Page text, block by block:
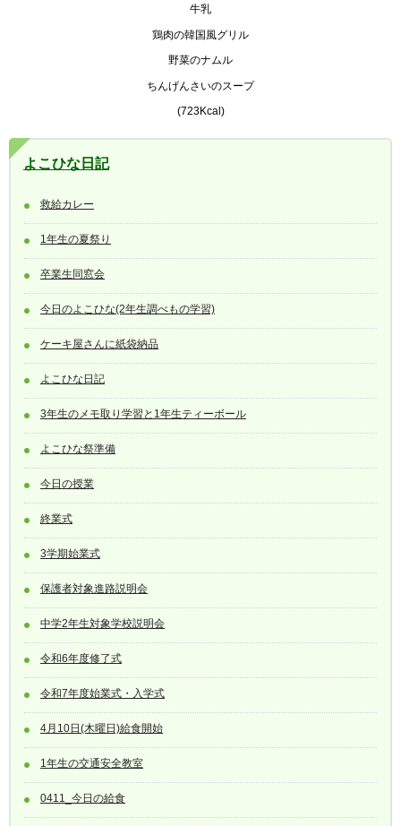
牛乳
鶏肉の韓国風グリル
野菜のナムル
ちんげんさいのスープ
(723Kcal)
よこひな日記
救給カレー
1年生の夏祭り
卒業生同窓会
今日のよこひな(2年生調べもの学習)
ケーキ屋さんに紙袋納品
よこひな日記
3年生のメモ取り学習と1年生ティーボール
よこひな祭準備
今日の授業
終業式
3学期始業式
保護者対象進路説明会
中学2年生対象学校説明会
令和6年度修了式
令和7年度始業式・入学式
4月10日(木曜日)給食開始
1年生の交通安全教室
0411_今日の給食